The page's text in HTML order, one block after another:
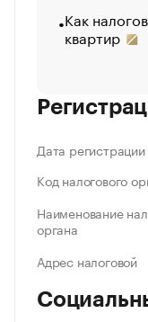
Как
квартир
Дата регистрации
Код налогового
Наименование
органа
Адрес налоговой